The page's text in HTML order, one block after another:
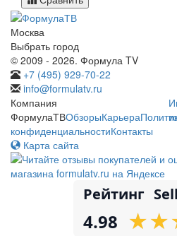
Москва
Выбрать город
© 2009 - 2026. Формула TV
+7 (495) 929-70-22
info@formulatv.ru
Компания
ФормулаТВОбзорыКарьера
конфиденциальностиКонтакты
Карта сайта
Рейтинг
4.98 ★
★★
★